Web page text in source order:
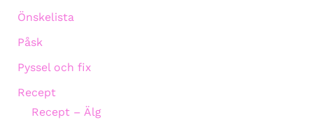
Önskelista
Påsk
Pyssel och fix
Recept
Recept – Älg